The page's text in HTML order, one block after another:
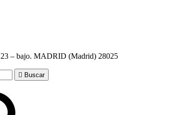
– bajo. MADRID (Madrid) 28025
 Buscar